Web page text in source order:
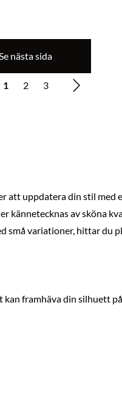
nästa sida
1 2 3
att uppdatera din stil
kännetecknas av sköna
variationer, hittar du
framhäva din